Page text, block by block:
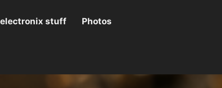
electronix stuff Photos